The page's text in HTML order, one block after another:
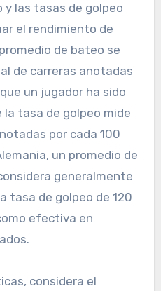
y las tasas de golpeo
el rendimiento de
de bateo se
de carreras anotadas
un jugador ha sido
tasa de golpeo mide
por cada 100
un promedio de
generalmente
tasa de golpeo de 120
efectiva en
considera el